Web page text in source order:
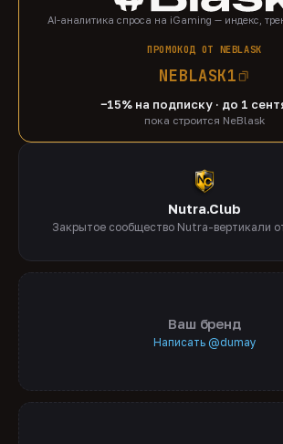
AI-аналитика спроса на iGaming — индекс,
ПРОМОКОД ОТ NEBLASK
NEBLASK1
−15% на подписку · до 1
пока строится NeBlask
Nutra.Club
Закрытое сообщество Nutra-вертикали
Ваш бренд
Написать @dumay